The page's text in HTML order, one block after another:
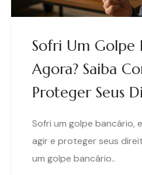
Sofri Um Golpe
Agora? Saiba
Proteger Seus
Sofri um golpe bancário,
agir e proteger seus
um golpe bancário..